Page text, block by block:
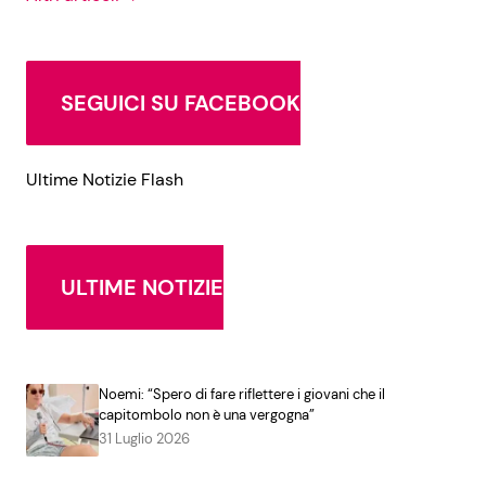
SEGUICI SU FACEBOOK
Ultime Notizie Flash
ULTIME NOTIZIE
Noemi: “Spero di fare riflettere i giovani che il
capitombolo non è una vergogna”
31 Luglio 2026